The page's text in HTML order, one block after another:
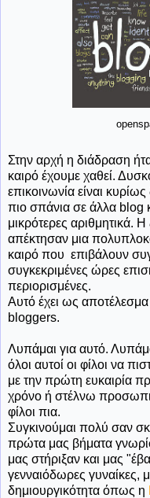
Στην αρχή η διάδραση
καιρό έχουμε χαθεί.
επικοινωνία είναι
πιο σπάνια σε άλλα blog
μικρότερες αριθμητικά.
απέκτησαν μια
καιρό που επιβάλουν
συγκεκριμένες ώρες
περιορισμένες.
Αυτό έχει ως
bloggers.
Λυπάμαι για αυτό.
όλοι αυτοί οι φίλοι να
με την πρώτη ευκαιρία
χρόνο ή στέλνω
φίλοι πια.
Συγκινούμαι πολύ σαν
πρώτα μας βήματα
μας στήριξαν και μας
γενναιόδωρες γυναίκες,
δημιουργικότητα όπως η